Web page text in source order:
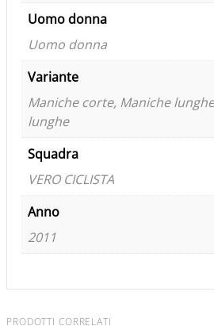
Uomo donna
Uomo donna
Variante
Maniche corte, Maniche
lunghe
Squadra
VERO CICLISTA
Anno
2011
PRODOTTI CORRELATI